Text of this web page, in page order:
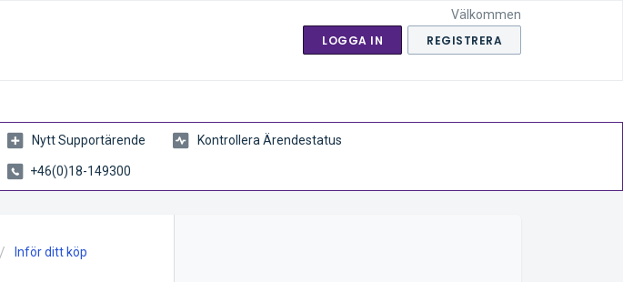
Välkommen
LOGGA IN REGISTRERA
Nytt Supportärende Kontrollera Ärendestatus
+46(0)18-149300
Inför ditt köp